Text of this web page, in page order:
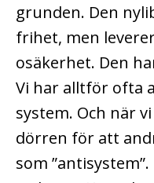
grunden. Den
frihet, men
osäkerhet. Den
Vi har alltför ofta
system. Och när
dörren för att
som